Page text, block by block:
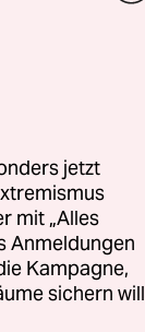
jetzt
mit „Alles
Anmeldungen
Kampagne,
sichern